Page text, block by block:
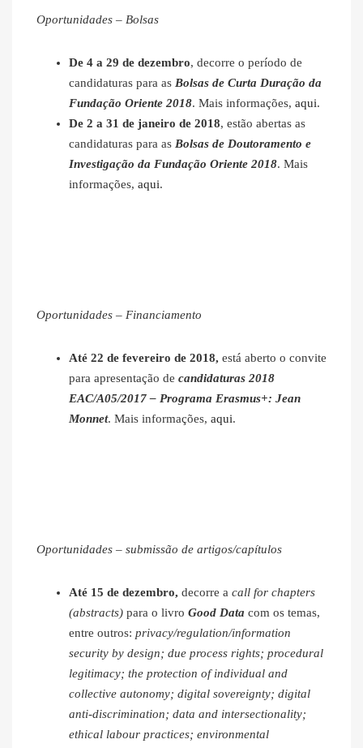
Oportunidades – Bolsas
De 4 a 29 de dezembro, decorre o período de
candidaturas para as Bolsas de Curta Duração da
Fundação Oriente 2018. Mais informações, aqui.
De 2 a 31 de janeiro de 2018, estão abertas as
candidaturas para as Bolsas de Doutoramento e
Investigação da Fundação Oriente 2018. Mais
informações, aqui.
Oportunidades – Financiamento
Até 22 de fevereiro de 2018, está aberto o convite
para apresentação de candidaturas 2018
EAC/A05/2017 – Programa Erasmus+: Jean
Monnet. Mais informações, aqui.
Oportunidades – submissão de artigos/capítulos
Até 15 de dezembro, decorre a call for chapters
(abstracts) para o livro Good Data com os temas,
entre outros: privacy/regulation/information
security by design; due process rights; procedural
legitimacy; the protection of individual and
collective autonomy; digital sovereignty; digital
anti-discrimination; data and intersectionality;
ethical labour practices; environmental